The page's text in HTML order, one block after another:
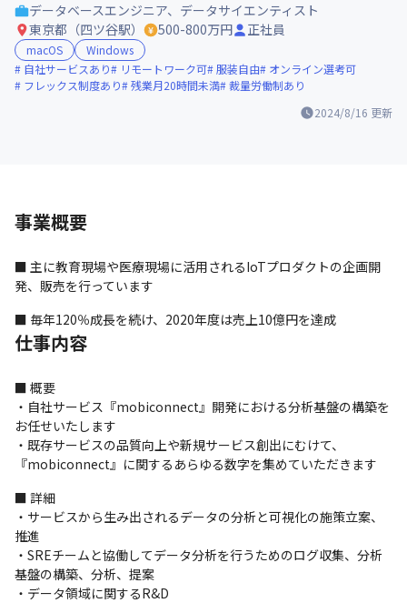
2024/8/16 更新
データベースエンジニア、データサイエンティスト
東京都（四ツ谷駅）
500-800万円 正社員
macOS
Windows
自社サービスあり
リモートワーク可 服装自由
オンライン選考可
フレックス制度あり
残業月20時間未満 裁量労働制あり
事業概要
■ 主に教育現場や医療現場に活用されるIoTプロダクトの企画開
発、販売を行っています
■ 毎年120％成長を続け、2020年度は売上10億円を達成
仕事内容
■ 概要
・自社サービス『mobiconnect』開発における分析基盤の構築を
お任せいたします
・既存サービスの品質向上や新規サービス創出にむけて、
『mobiconnect』に関するあらゆる数字を集めていただきます
■ 詳細
・サービスから生み出されるデータの分析と可視化の施策立案、
推進
・SREチームと協働してデータ分析を行うためのログ収集、分析
基盤の構築、分析、提案
・データ領域に関するR&D